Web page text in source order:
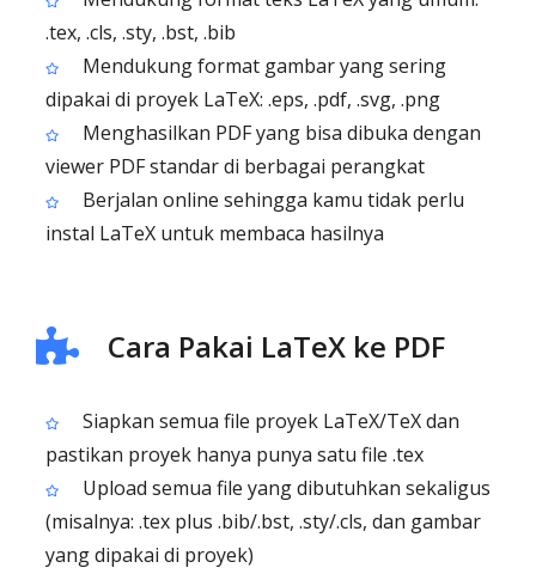
.tex, .cls, .sty, .bst, .bib
Mendukung format gambar yang sering
dipakai di proyek LaTeX: .eps, .pdf, .svg, .png
Menghasilkan PDF yang bisa dibuka dengan
viewer PDF standar di berbagai perangkat
Berjalan online sehingga kamu tidak perlu
instal LaTeX untuk membaca hasilnya
Cara Pakai LaTeX ke PDF
Siapkan semua file proyek LaTeX/TeX dan
pastikan proyek hanya punya satu file .tex
Upload semua file yang dibutuhkan sekaligus
(misalnya: .tex plus .bib/.bst, .sty/.cls, dan gambar
yang dipakai di proyek)